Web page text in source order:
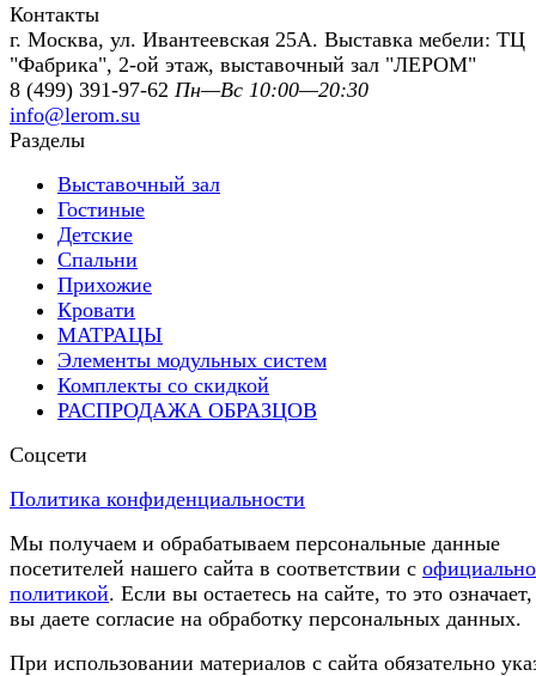
Контакты
г. Москва, ул. Ивантеевская 25А. Выставка мебели: ТЦ
"Фабрика", 2-ой этаж, выставочный зал "ЛЕРОМ"
8 (499) 391-97-62 Пн—Вс 10:00—20:30
info@lerom.su
Разделы
Выставочный зал
Гостиные
Детские
Спальни
Прихожие
Кровати
МАТРАЦЫ
Элементы модульных систем
Комплекты со скидкой
РАСПРОДАЖА ОБРАЗЦОВ
Соцсети
Политика конфиденциальности
Мы получаем и обрабатываем персональные данные
посетителей нашего сайта в соответствии с
политикой. Если вы остаетесь на сайте, то это
вы даете согласие на обработку персональных данных.
При использовании материалов с сайта обязательно